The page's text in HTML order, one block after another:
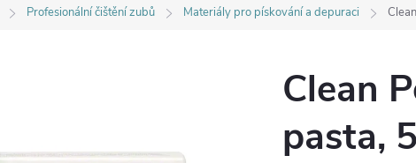
Profesionální čištění zubů Materiály pro pískování a depuraci
Clean
pasta,